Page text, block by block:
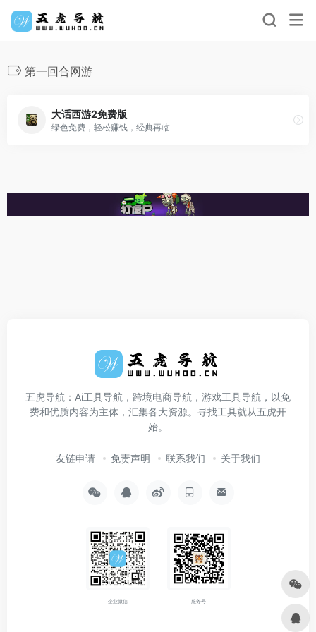
第一回合网游
大话西游2免费版
绿色免费，轻松赚钱，经典再临
五虎导航：Ai工具导航，跨境电商导航，游戏工具导航，以免
费和优质内容为主体，汇集各大资源。寻找工具就从五虎开
始。
友链申请 免责声明 联系我们 关于我们
企业微信 服务号